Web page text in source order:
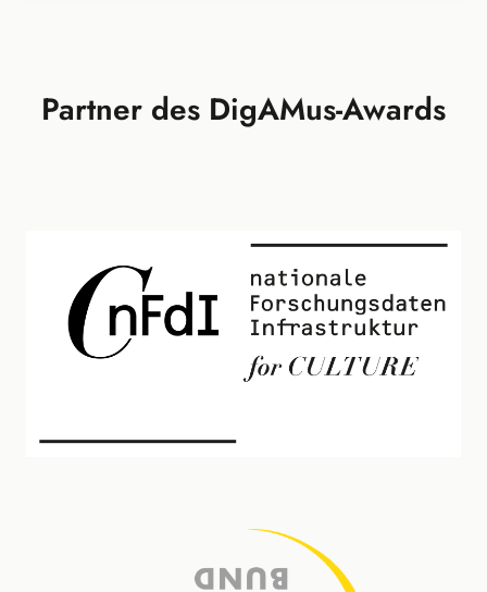
Partner des DigAMus-Awards